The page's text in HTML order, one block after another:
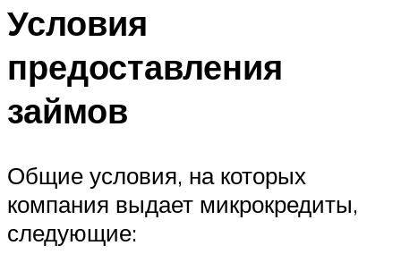
Условия
предоставления
займов
Общие условия, на которых
компания выдает микрокредиты,
следующие: